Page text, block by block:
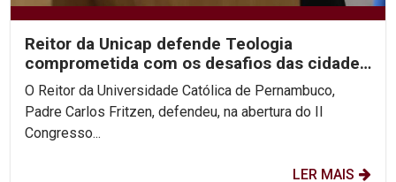
Reitor da Unicap defende Teologia
comprometida com os desafios das cidades
contemporâneas
O Reitor da Universidade Católica de Pernambuco,
Padre Carlos Fritzen, defendeu, na abertura do II
Congresso...
LER MAIS